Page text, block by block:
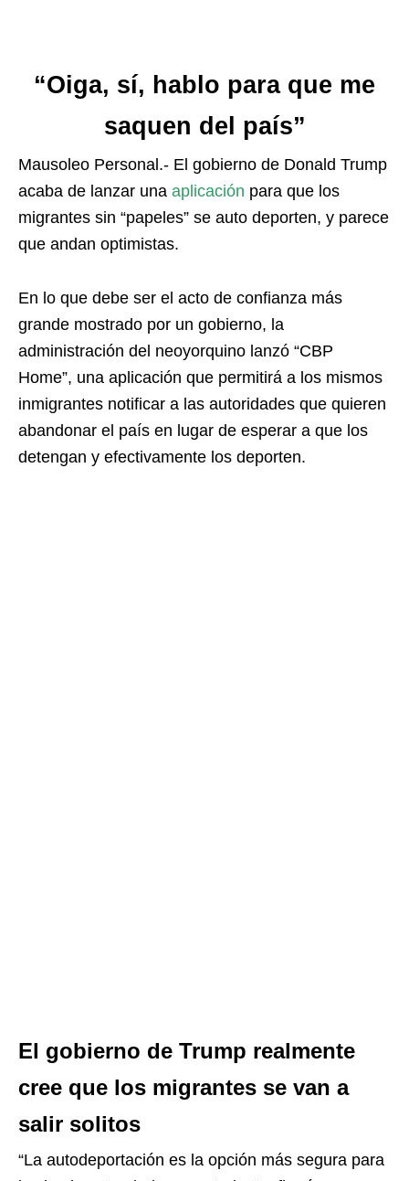
“Oiga, sí, hablo para que me
saquen del país”
Mausoleo Personal.- El gobierno de Donald Trump
acaba de lanzar una aplicación para que los
migrantes sin “papeles” se auto deporten, y parece
que andan optimistas.
En lo que debe ser el acto de confianza más
grande mostrado por un gobierno, la
administración del neoyorquino lanzó “CBP
Home”, una aplicación que permitirá a los mismos
inmigrantes notificar a las autoridades que quieren
abandonar el país en lugar de esperar a que los
detengan y efectivamente los deporten.
El gobierno de Trump realmente
cree que los migrantes se van a
salir solitos
“La autodeportación es la opción más segura para